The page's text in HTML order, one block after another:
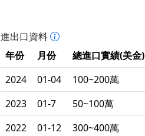
進出口資料
年份
月份 總進口實績(美金)
2024
01-04 100~200萬
2023
01-7 50~100萬
2022
01-12 300~400萬